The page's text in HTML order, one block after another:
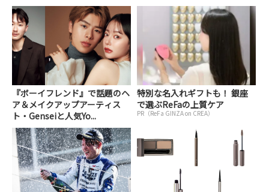
『ボーイフレンド』で話題のヘ
ア＆メイクアップアーティス
ト・Genseiと人気Yo...
特別な名入れギフトも！ 銀座
で選ぶReFaの上質ケア
PR（ReFa GINZA on CREA）